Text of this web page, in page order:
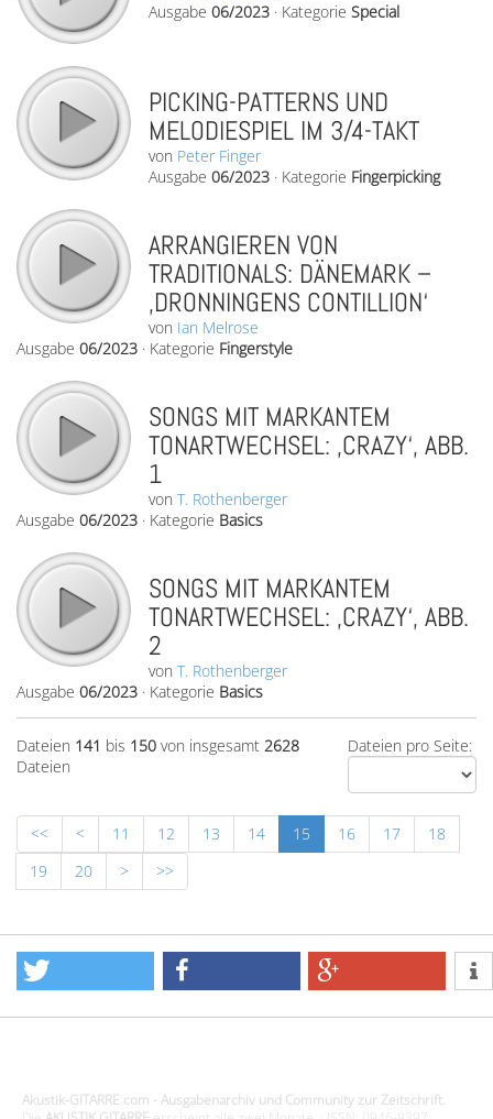
Ausgabe 06/2023 · Kategorie Special
PICKING-PATTERNS UND
MELODIESPIEL IM 3/4-TAKT
von Peter Finger
Ausgabe 06/2023 · Kategorie Fingerpicking
ARRANGIEREN VON
TRADITIONALS: DÄNEMARK –
‚DRONNINGENS CONTILLION‘
von Ian Melrose
Ausgabe 06/2023 · Kategorie Fingerstyle
SONGS MIT MARKANTEM
TONARTWECHSEL: ‚CRAZY‘, ABB.
1
von T. Rothenberger
Ausgabe 06/2023 · Kategorie Basics
SONGS MIT MARKANTEM
TONARTWECHSEL: ‚CRAZY‘, ABB.
2
von T. Rothenberger
Ausgabe 06/2023 · Kategorie Basics
Dateien pro Seite:
Dateien 141 bis 150 von insgesamt 2628
Dateien
<< < 11 12 13 14 15 16 17
18
19
20 > >>
Akustik-GITARRE.com - Ausgabenarchiv und Community zur Zeitschrift.